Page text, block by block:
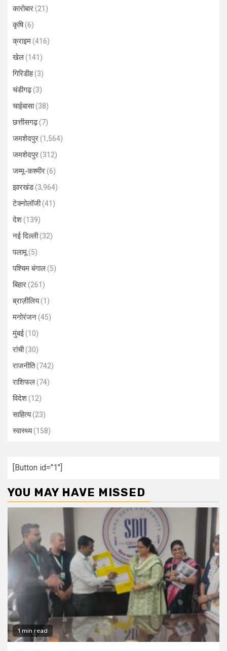
कारोबार(21)
कृषि(6)
क्राइम(416)
खेल(141)
गिरिडीह(3)
चंडीगढ़(3)
चाईबासा(38)
छत्तीसगढ़(7)
जमशेदपुर(1,564)
जमशेदपुर(312)
जम्मू-कश्मीर(6)
झारखंड(3,964)
टेक्नोलॉजी(41)
देश(139)
नई दिल्ली(32)
पलामू(5)
पश्चिम बंगाल(5)
बिहार(261)
ब्राज़ीलिय(1)
मनोरंजन(45)
मुंबई(10)
रांची(30)
राजनीति(742)
राशिफल(74)
विदेश(12)
साहित्य(23)
स्वास्थ्य(158)
[Button id="1"]
YOU MAY HAVE MISSED
1 min read